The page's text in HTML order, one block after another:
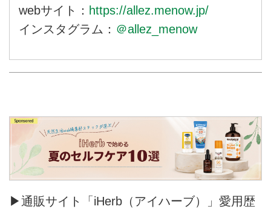
webサイト： https://allez.menow.jp/
インスタグラム： ＠allez_menow
▶通販サイト「iHerb（アイハーブ）」愛用歴